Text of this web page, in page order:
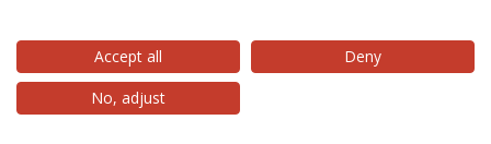
Portugal: an intermezzo between the state of
exception and constitutional normality
Catarina Santos Botelho
Botelho). 2020. Revista Catalana de Dret Public
Accept all
Deny
No, adjust